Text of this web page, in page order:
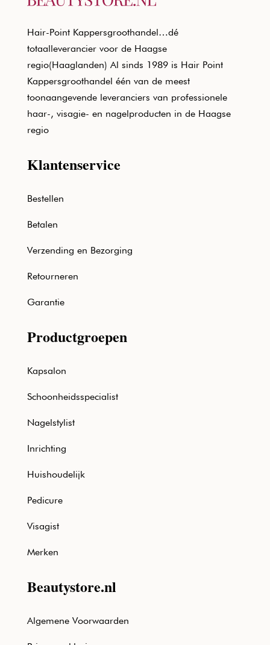
Hair-Point Kappersgroothandel…dé
totaalleverancier voor de Haagse
regio(Haaglanden) Al sinds 1989 is Hair Point
Kappersgroothandel één van de meest
toonaangevende leveranciers van professionele
haar-, visagie- en nagelproducten in de Haagse
regio
Klantenservice
Bestellen
Betalen
Verzending en Bezorging
Retourneren
Garantie
Productgroepen
Kapsalon
Schoonheidsspecialist
Nagelstylist
Inrichting
Huishoudelijk
Pedicure
Visagist
Merken
Beautystore.nl
Algemene Voorwaarden